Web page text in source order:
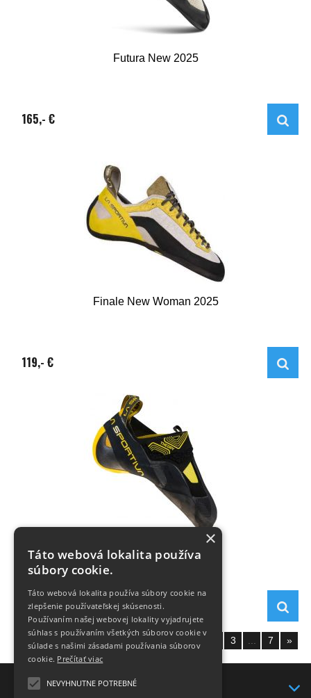
Futura New 2025
165,- €
Finale New Woman 2025
119,- €
165,- €
Zobraziť stranu: 3 7 »
×
Táto webová lokalita používa
súbory cookie.
Táto webová lokalita používa súbory cookie na
zlepšenie používateľskej skúsenosti.
Používaním našej webovej lokality vyjadrujete
súhlas s používaním všetkých súborov cookie v
súlade s našimi zásadami používania súborov
cookie. Prečítať viac
NEVYHNUTNE POTREBNÉ